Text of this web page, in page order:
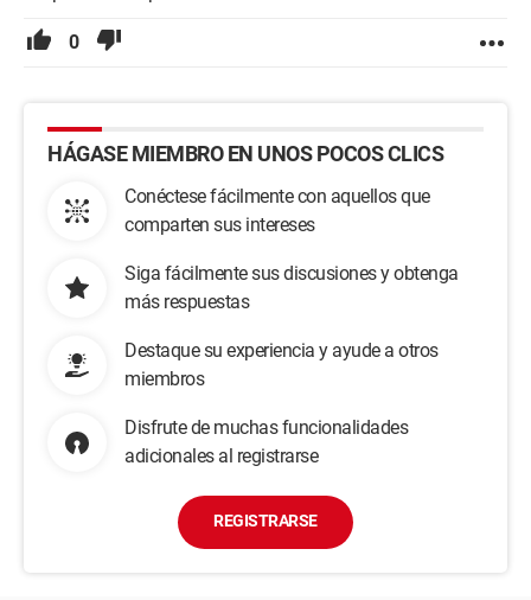
0
HÁGASE MIEMBRO EN UNOS POCOS CLICS
Conéctese fácilmente con aquellos que
comparten sus intereses
Siga fácilmente sus discusiones y obtenga
más respuestas
Destaque su experiencia y ayude a otros
miembros
Disfrute de muchas funcionalidades
adicionales al registrarse
REGISTRARSE